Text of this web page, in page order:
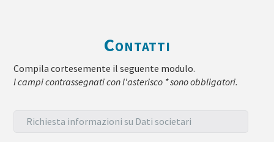
Contatti
Compila cortesemente il seguente modulo.
I campi contrassegnati con l'asterisco * sono obbligatori.